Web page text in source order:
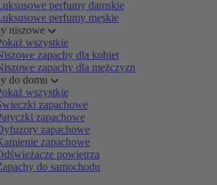
perfumy damskie
perfumy męskie
niszowe
wszystkie
zapachy dla kobiet
zapachy dla mężczyzn
do domu
wszystkie
zapachowe
zapachowe
zapachowe
zapachowe
powietrza
do samochodu